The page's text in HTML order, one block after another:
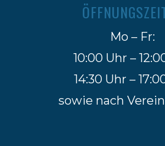
Mo – Fr:
10:00 Uhr –
14:30 Uhr –
sowie nach